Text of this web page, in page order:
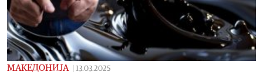
МАКЕДОНИЈА 13.03.2025